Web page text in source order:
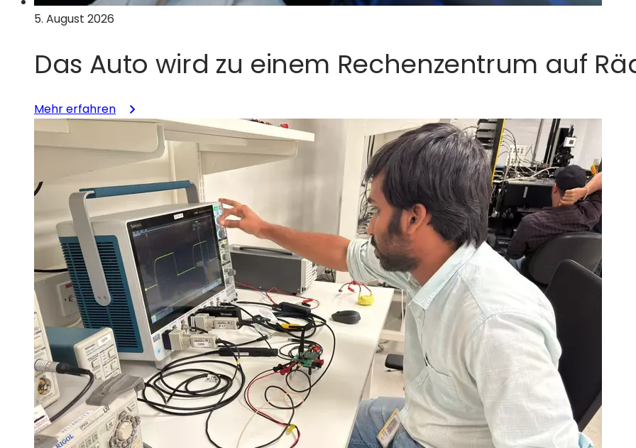
5. August 2026
Das Auto wird zu einem Rechenzentrum auf
Mehr erfahren:
Das
wird
Rechenzentrum
auf
Rädern